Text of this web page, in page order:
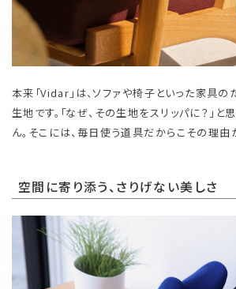
本来「Vidar」は、ソファや椅子といった家具
生地です。「なぜ、その生地をスリッパに？」
ん。そこには、毎日使う道具だからこその理由
空間に寄り添う、さりげない美しさ